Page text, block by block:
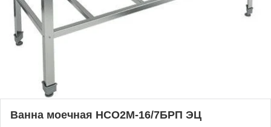
Ванна моечная НСО2М-16/7БРП ЭЦ